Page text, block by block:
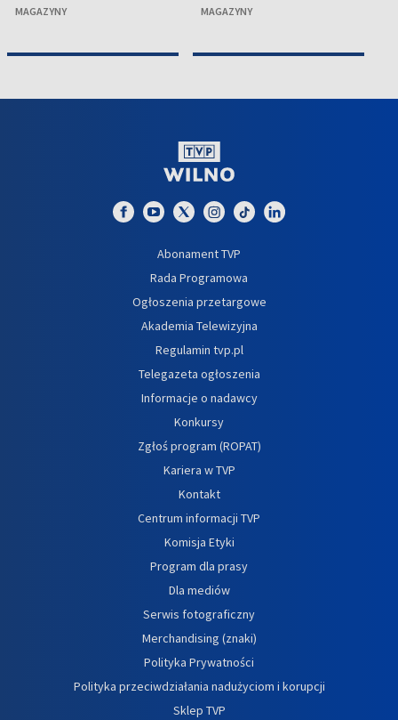
MAGAZYNY MAGAZYNY
Abonament TVP
Rada Programowa
Ogłoszenia przetargowe
Akademia Telewizyjna
Regulamin tvp.pl
Telegazeta ogłoszenia
Informacje o nadawcy
Konkursy
Zgłoś program (ROPAT)
Kariera w TVP
Kontakt
Centrum informacji TVP
Komisja Etyki
Program dla prasy
Dla mediów
Serwis fotograficzny
Merchandising (znaki)
Polityka Prywatności
Polityka przeciwdziałania nadużyciom i korupcji
Sklep TVP